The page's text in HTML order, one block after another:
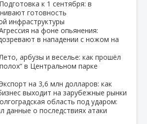
Подготовка к 1 сентября: в
готовность
инфраструктуры
на фоне опьянения:
в нападении с ножом на
Лето, арбузы и веселье: как прошёл
в Центральном парке
Экспорт на 3,6 млн долларов: как
выходит на зарубежные рынки
область под ударом:
данные о последствиях атаки